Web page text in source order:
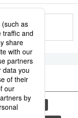
sociedad